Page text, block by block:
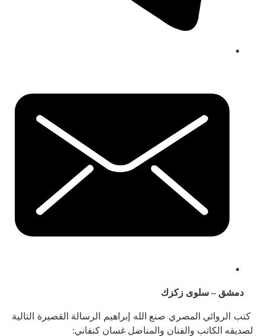
دمشق – سلوى زكزك
كتب الروائي المصري صنع الله إبراهيم الرسالة القصيرة التالية
لصديقه الكاتب والفنان والمناضل غسان كنفاني: